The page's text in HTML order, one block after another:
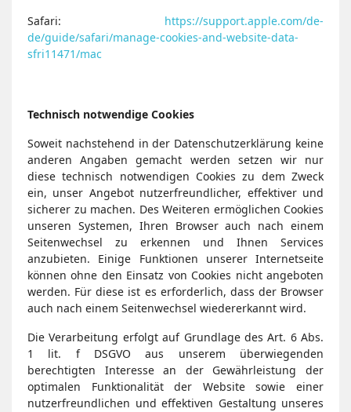
Safari: https://support.apple.com/de-
de/guide/safari/manage-cookies-and-website-data-
sfri11471/mac
Technisch notwendige Cookies
Soweit nachstehend in der Datenschutzerklärung keine
anderen Angaben gemacht werden setzen wir nur
diese technisch notwendigen Cookies zu dem Zweck
ein, unser Angebot nutzerfreundlicher, effektiver und
sicherer zu machen. Des Weiteren ermöglichen Cookies
unseren Systemen, Ihren Browser auch nach einem
Seitenwechsel zu erkennen und Ihnen Services
anzubieten. Einige Funktionen unserer Internetseite
können ohne den Einsatz von Cookies nicht angeboten
werden. Für diese ist es erforderlich, dass der Browser
auch nach einem Seitenwechsel wiedererkannt wird.
Die Verarbeitung erfolgt auf Grundlage des Art. 6 Abs.
1 lit. f DSGVO aus unserem überwiegenden
berechtigten Interesse an der Gewährleistung der
optimalen Funktionalität der Website sowie einer
nutzerfreundlichen und effektiven Gestaltung unseres